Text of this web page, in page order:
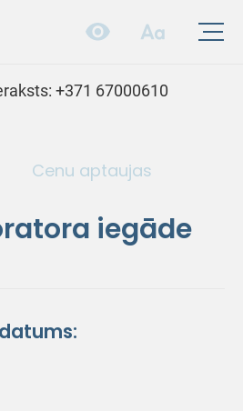
+371 67000610
Cenu aptaujas
iegāde